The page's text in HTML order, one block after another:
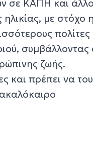
σε ΚΑΠΗ και
με στόχο η
πολίτες
συμβάλλοντας
ζωής.
και πρέπει να